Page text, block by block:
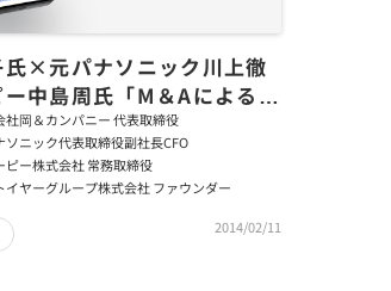
氏×元パナソニック川上徹
中島周氏「M＆Aによる事
長」後編
社岡＆カンパニー 代表取締役
ソニック代表取締役副社長CFO
ピー株式会社 常務取締役
イヤーグループ株式会社 ファウンダー
2014/02/11